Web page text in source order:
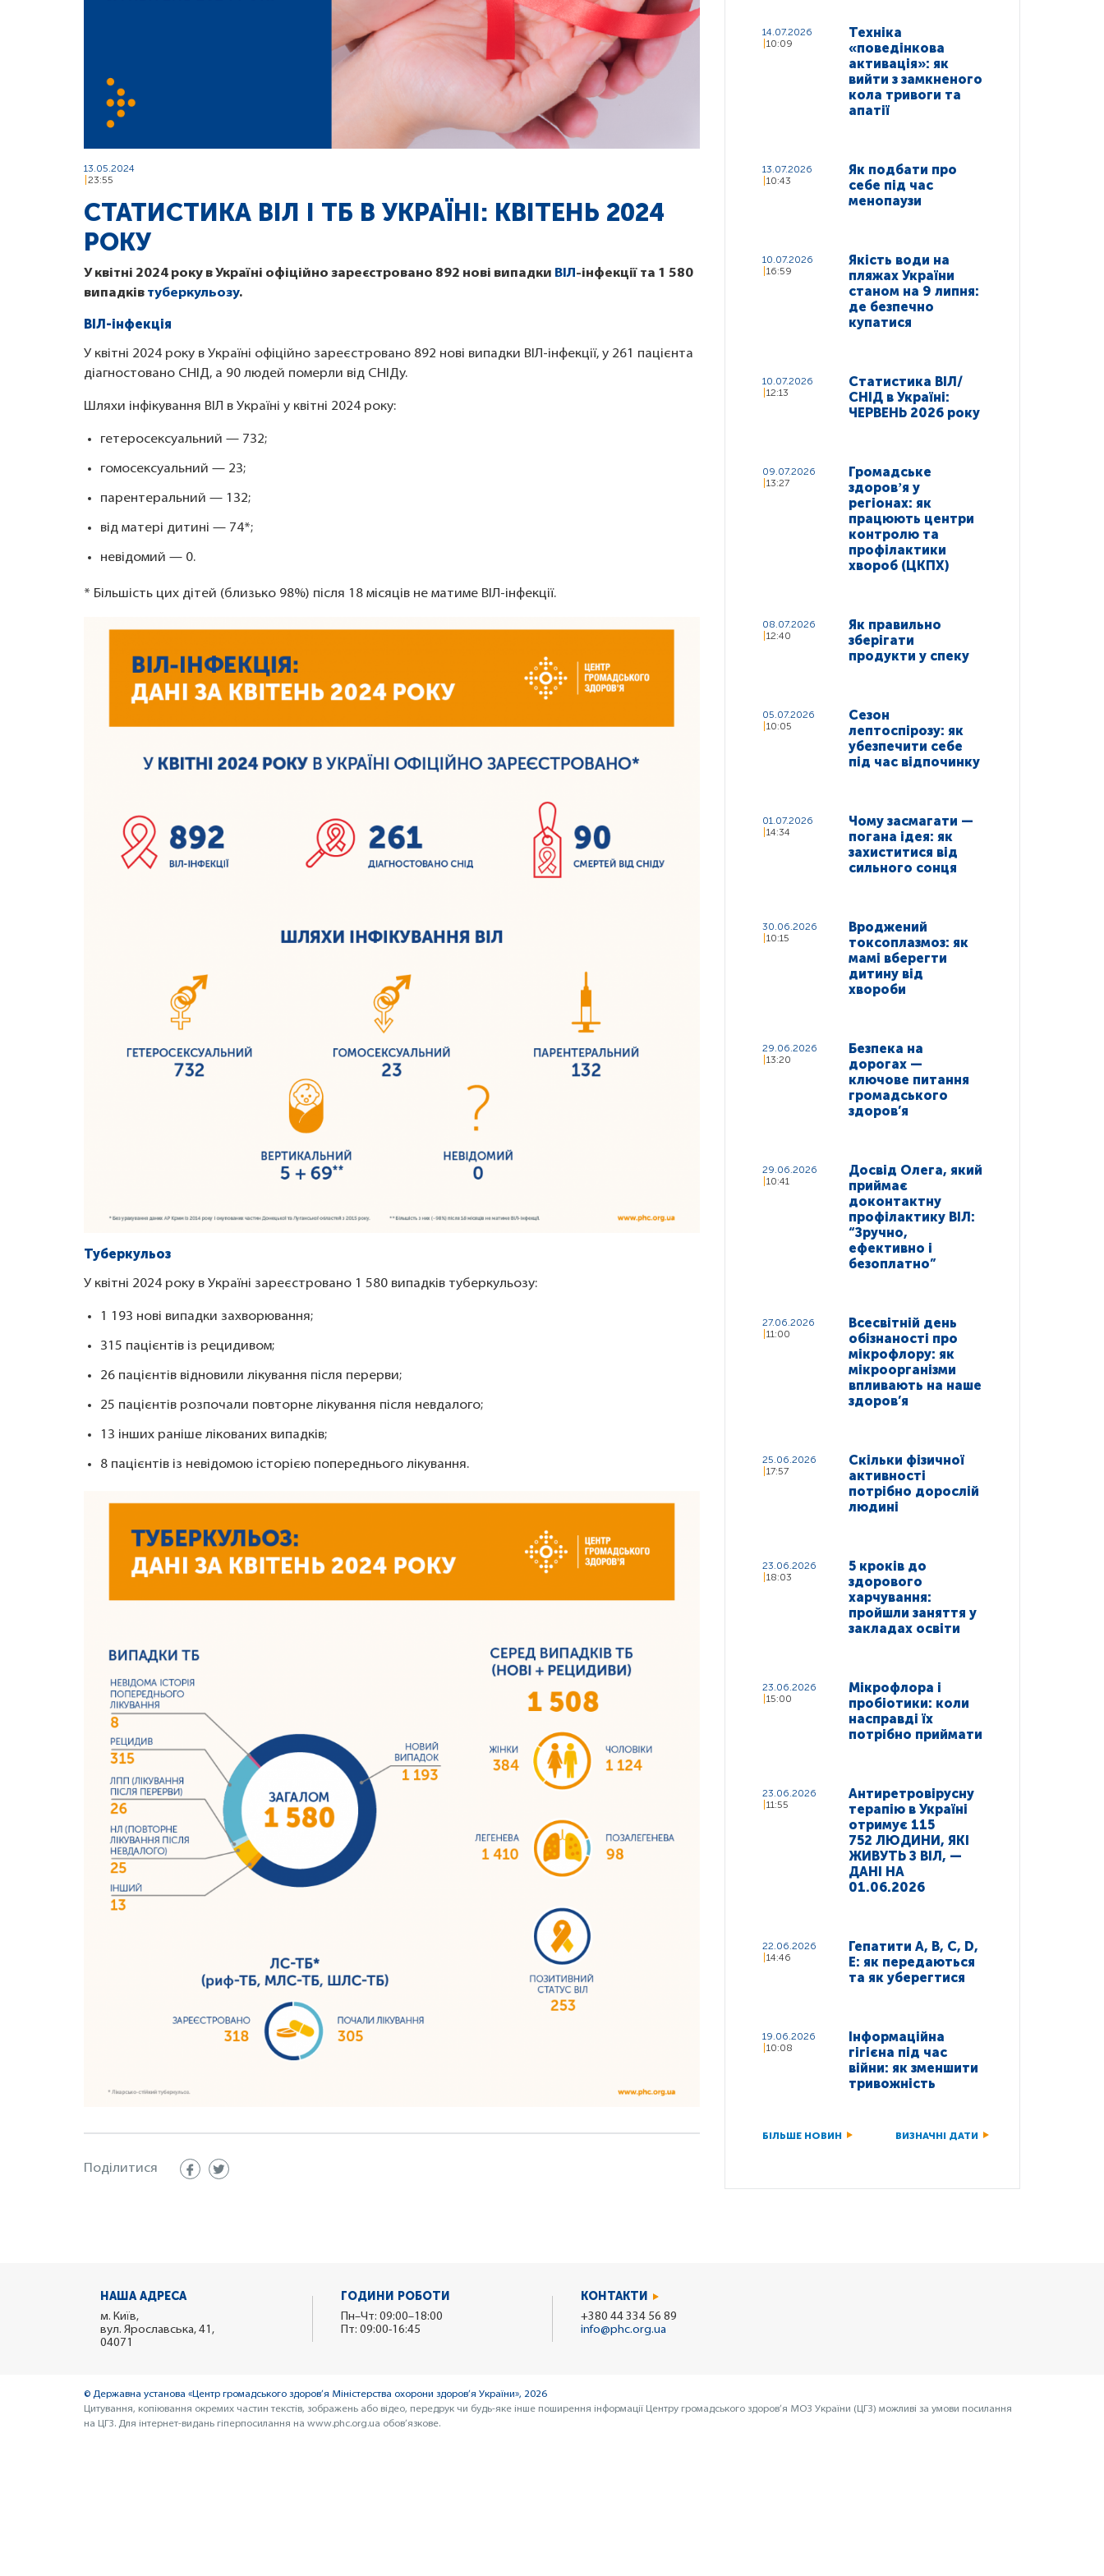
13.05.2024
23:55
СТАТИСТИКА ВІЛ І ТБ В УКРАЇНІ: КВІТЕНЬ 2024
РОКУ
У квітні 2024 року в Україні офіційно зареєстровано 892 нові випадки ВІЛ-інфекції та 1 580
випадків туберкульозу.
ВІЛ-інфекція
У квітні 2024 року в Україні офіційно зареєстровано 892 нові випадки ВІЛ-інфекції, у 261 пацієнта
діагностовано СНІД, а 90 людей померли від СНІДу.
Шляхи інфікування ВІЛ в Україні у квітні 2024 року:
гетеросексуальний — 732;
гомосексуальний — 23;
парентеральний — 132;
від матері дитині — 74*;
невідомий — 0.
* Більшість цих дітей (близько 98%) після 18 місяців не матиме ВІЛ-інфекції.
Туберкульоз
У квітні 2024 року в Україні зареєстровано 1 580 випадків туберкульозу:
1 193 нові випадки захворювання;
315 пацієнтів із рецидивом;
26 пацієнтів відновили лікування після перерви;
25 пацієнтів розпочали повторне лікування після невдалого;
13 інших раніше лікованих випадків;
8 пацієнтів із невідомою історією попереднього лікування.
Поділитися
14.07.2026
10:09
Техніка
«поведінкова
активація»: як
вийти з замкненого
кола тривоги та
апатії
13.07.2026
10:43
Як подбати про
себе під час
менопаузи
10.07.2026
16:59
Якість води на
пляжах України
станом на 9 липня:
де безпечно
купатися
10.07.2026
12:13
Статистика ВІЛ/
СНІД в Україні:
ЧЕРВЕНЬ 2026 року
09.07.2026
13:27
Громадське
здоровʼя у
регіонах: як
працюють центри
контролю та
профілактики
хвороб (ЦКПХ)
08.07.2026
12:40
Як правильно
зберігати
продукти у спеку
05.07.2026
10:05
Сезон
лептоспірозу: як
убезпечити себе
під час відпочинку
01.07.2026
14:34
Чому засмагати —
погана ідея: як
захиститися від
сильного сонця
30.06.2026
10:15
Вроджений
токсоплазмоз: як
мамі вберегти
дитину від
хвороби
29.06.2026
13:20
Безпека на
дорогах —
ключове питання
громадського
здоров’я
29.06.2026
10:41
Досвід Олега, який
приймає
доконтактну
профілактику ВІЛ:
“Зручно,
ефективно і
безоплатно”
27.06.2026
11:00
Всесвітній день
обізнаності про
мікрофлору: як
мікроорганізми
впливають на наше
здоров’я
25.06.2026
17:57
Скільки фізичної
активності
потрібно дорослій
людині
23.06.2026
18:03
5 кроків до
здорового
харчування:
пройшли заняття у
закладах освіти
23.06.2026
15:00
Мікрофлора і
пробіотики: коли
насправді їх
потрібно приймати
23.06.2026
11:55
Антиретровірусну
терапію в Україні
отримує 115
752 ЛЮДИНИ, ЯКІ
ЖИВУТЬ З ВІЛ, —
ДАНІ НА
01.06.2026
22.06.2026
14:46
Гепатити A, B, C, D,
E: як передаються
та як уберегтися
19.06.2026
10:08
Інформаційна
гігієна під час
війни: як зменшити
тривожність
БІЛЬШЕ НОВИН ВИЗНАЧНІ ДАТИ
НАША АДРЕСА
м. Київ,
вул. Ярославська, 41,
04071
ГОДИНИ РОБОТИ
Пн–Чт: 09:00–18:00
Пт: 09:00-16:45
КОНТАКТИ
+380 44 334 56 89
info@phc.org.ua
© Державна установа «Центр громадського здоров’я Міністерства охорони здоров’я України», 2026
Цитування, копіювання окремих частин текстів, зображень або відео, передрук чи будь-яке інше поширення інформації Центру громадського здоров’я МОЗ України (ЦГЗ) можливі за умови посилання
на ЦГЗ. Для інтернет-видань гіперпосилання на www.phc.org.ua обов’язкове.